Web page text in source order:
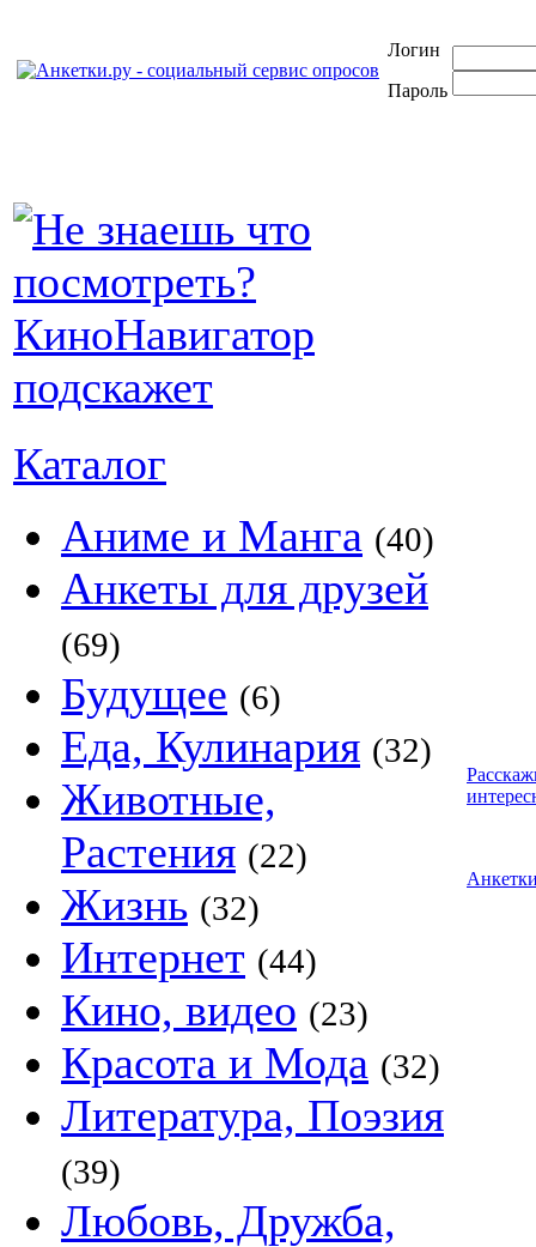
Логин
Пароль
Каталог
Аниме и Манга (40)
Анкеты для друзей
(69)
Будущее (6)
Еда, Кулинария (32)
Животные,
Растения (22)
Жизнь (32)
Интернет (44)
Кино, видео (23)
Красота и Мода (32)
Литература, Поэзия
(39)
Любовь, Дружба,